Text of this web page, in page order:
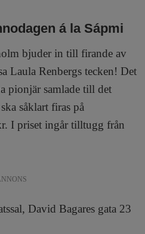
á la Sápmi
bjuder in till firande av
Laula Renbergs tecken! Det
pionjär samlade till det
såklart firas på
I priset ingår tilltugg från
David Bagares gata 23